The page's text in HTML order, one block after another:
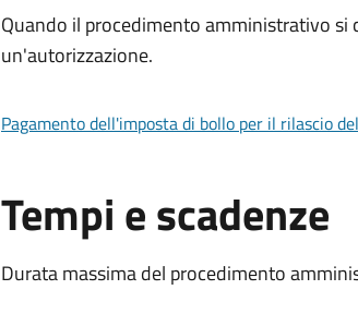
Quando il procedimento amministrativo
un'autorizzazione.
Pagamento dell'imposta di bollo per il rilascio
Tempi e scadenze
Durata massima del procedimento